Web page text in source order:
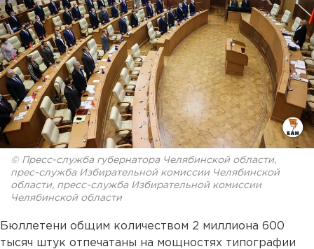
© Пресс-служба губернатора Челябинской области,
прес-служба Избирательной комиссии Челябинской
области, пресс-служба Избирательной комиссии
Челябинской области
Бюллетени общим количеством 2 миллиона 600
тысяч штук отпечатаны на мощностях типографии